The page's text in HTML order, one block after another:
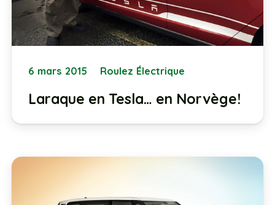
6 mars 2015 Roulez Électrique
Laraque en Tesla… en Norvège!